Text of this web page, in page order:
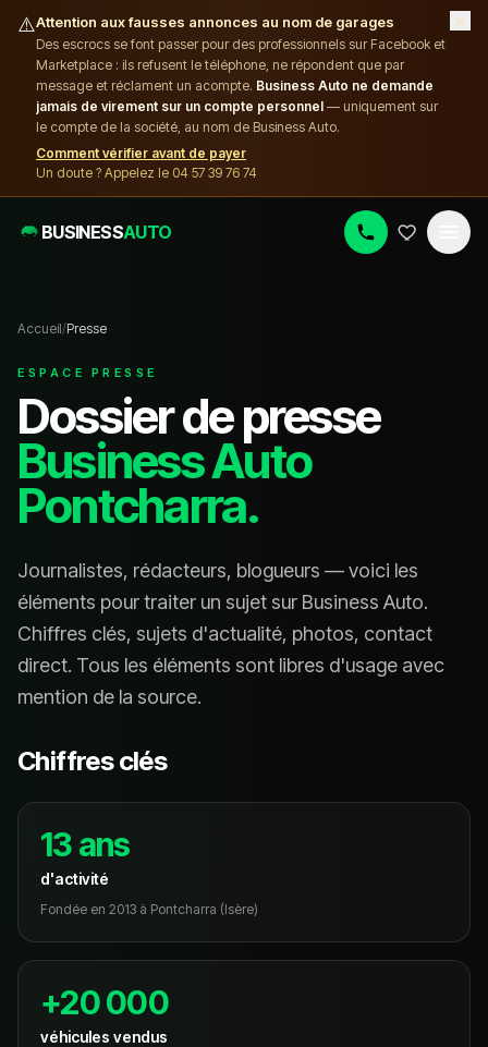
⚠️Attention aux fausses annonces au nom de garages
Des escrocs se font passer pour des professionnels sur Facebook et
Marketplace : ils refusent le téléphone, ne répondent que par
message et réclament un acompte. Business Auto ne demande
jamais de virement sur un compte personnel — uniquement sur
le compte de la société, au nom de Business Auto.
Comment vérifier avant de payer
Un doute ? Appelez le 04 57 39 76 74
×
BUSINESSAUTO
Accueil/Presse
ESPACE PRESSE
Dossier de presse
Business Auto
Pontcharra.
Journalistes, rédacteurs, blogueurs — voici les
éléments pour traiter un sujet sur Business Auto.
Chiffres clés, sujets d'actualité, photos, contact
direct. Tous les éléments sont libres d'usage avec
mention de la source.
Chiffres clés
13 ans
d'activité
Fondée en 2013 à Pontcharra (Isère)
+20 000
véhicules vendus